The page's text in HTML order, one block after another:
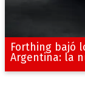
Forthing bajó
Argentina: la